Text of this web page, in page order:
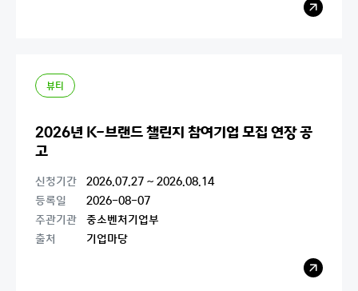
레
이
뷰티
2026년 K-브랜드 챌린지 참여기업 모집 연장 공
고
신청기간 2026.07.27 ~ 2026.08.14
등록일
2026-08-07
주관기관 중소벤처기업부
출처
기업마당
레
이